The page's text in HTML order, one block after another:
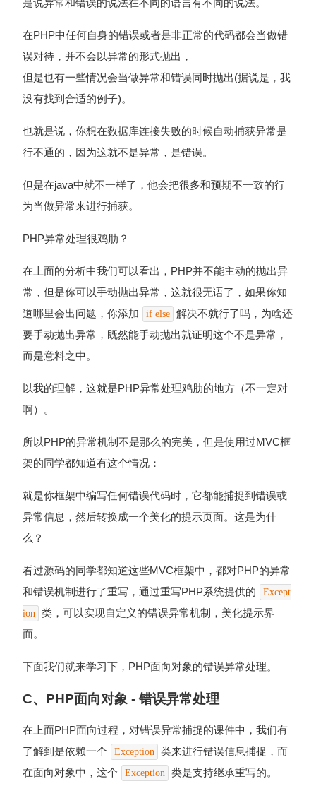
在PHP中任何自身的错误或者是非正常的代码都会当做错
误对待，并不会以异常的形式抛出，
但是也有一些情况会当做异常和错误同时抛出(据说是，我
没有找到合适的例子)。
也就是说，你想在数据库连接失败的时候自动捕获异常是
行不通的，因为这就不是异常，是错误。
但是在java中就不一样了，他会把很多和预期不一致的行
为当做异常来进行捕获。
PHP异常处理很鸡肋？
在上面的分析中我们可以看出，PHP并不能主动的抛出异
常，但是你可以手动抛出异常，这就很无语了，如果你知
道哪里会出问题，你添加
if else
解决不就行了吗，为啥还
要手动抛出异常，既然能手动抛出就证明这个不是异常，
而是意料之中。
以我的理解，这就是PHP异常处理鸡肋的地方（不一定对
啊）。
所以PHP的异常机制不是那么的完美，但是使用过MVC框
架的同学都知道有这个情况：
就是你框架中编写任何错误代码时，它都能捕捉到错误或
异常信息，然后转换成一个美化的提示页面。这是为什
么？
看过源码的同学都知道这些MVC框架中，都对PHP的异常
和错误机制进行了重写，通过重写PHP系统提供的
Except
ion
类，可以实现自定义的错误异常机制，美化提示界
面。
下面我们就来学习下，PHP面向对象的错误异常处理。
C、PHP面向对象 - 错误异常处理
在上面PHP面向过程，对错误异常捕捉的课件中，我们有
了解到是依赖一个
Exception
类来进行错误信息捕捉，而
在面向对象中，这个
Exception 类是支持继承重写的。